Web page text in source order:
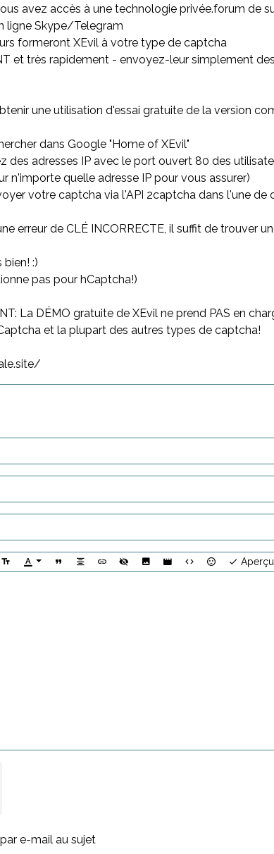
avez accès à une technologie privée.forum de
ligne Skype/Telegram
formeront XEvil à votre type de captcha
et très rapidement - envoyez-leur simplement des
une utilisation d'essai gratuite de la version
dans Google "Home of XEvil"
des adresses IP avec le port ouvert 80 des
n'importe quelle adresse IP pour vous assurer)
votre captcha via l'API 2captcha dans l'une de
erreur de CLÉ INCORRECTE, il suffit de trouver
:)
pas pour hCaptcha!)
La DÉMO gratuite de XEvil ne prend PAS en
et la plupart des autres types de captcha!
Aperçu
e-mail au sujet